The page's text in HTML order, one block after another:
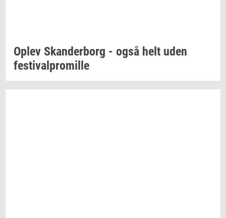
Oplev Skan­der­borg - også helt uden
festi­val­pro­mil­le